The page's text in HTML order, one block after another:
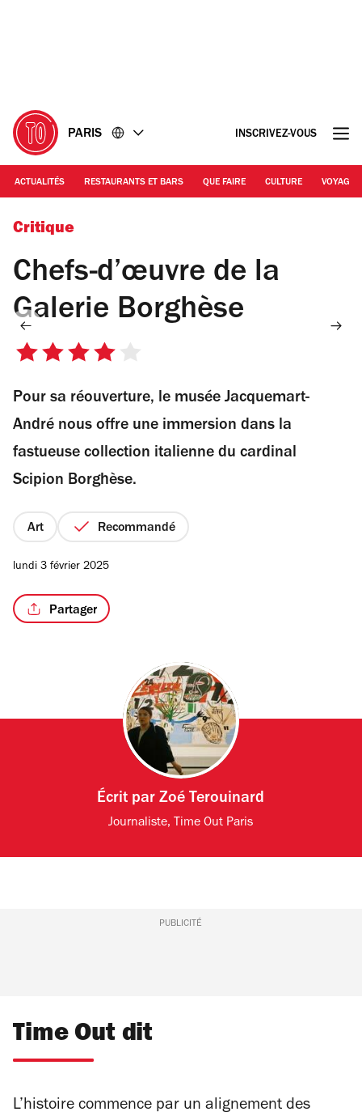
PARIS INSCRIVEZ-VOUS
ACTUALITÉS RESTAURANTS ET BARS QUE FAIRE CULTURE VOYAGE
© Galleria Borghese / ph. Mauro Coen
Critique
Chefs-d’œuvre de la
Galerie Borghèse
4
5
étoiles
Pour sa réouverture, le musée Jacquemart-
André nous offre une immersion dans la
fastueuse collection italienne du cardinal
Scipion Borghèse.
Art Recommandé
lundi 3 février 2025
Partager
Écrit parZoé Terouinard
Journaliste, Time Out Paris
PUBLICITÉ
Time Out dit
L’histoire commence par un alignement des